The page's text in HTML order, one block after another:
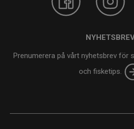
Prenumerera på vårt nyhetsbrev för
och fisketips.